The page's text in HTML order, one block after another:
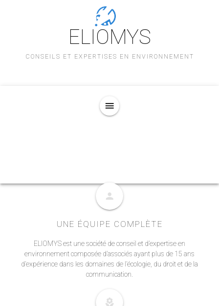
ELIOMYS
CONSEILS ET EXPERTISES EN ENVIRONNEMENT
menu
person
UNE ÉQUIPE COMPLÈTE
ELIOMYS est une société de conseil et d’expertise en
environnement composée d’associés ayant plus de 15 ans
d’expérience dans les domaines de l’écologie, du droit et de la
communication.
local_florist